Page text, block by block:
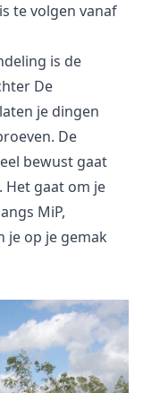
te volgen vanaf
is de
De
je dingen
De
bewust gaat
Het gaat om je
MiP,
je op je gemak